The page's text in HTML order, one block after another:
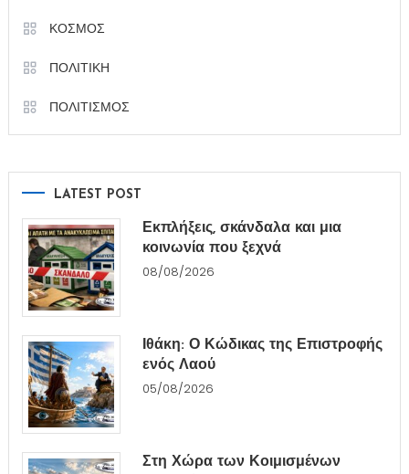
ΚΟΣΜΟΣ
ΠΟΛΙΤΙΚΗ
ΠΟΛΙΤΙΣΜΟΣ
LATEST POST
Εκπλήξεις, σκάνδαλα και μια
κοινωνία που ξεχνά
08/08/2026
Ιθάκη: Ο Κώδικας της Επιστροφής
ενός Λαού
05/08/2026
Στη Χώρα των Κοιμισμένων